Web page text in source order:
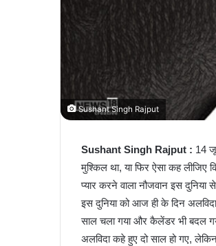
Sushant Singh Rajput
Sushant Singh Rajput : 14
मुश्किल था, या फिर ऐसा कह लीजिए
प्यार करने वाला नौजवान इस
इस दुनिया को आज ही के दिन
साल चला गया और कैलेंडर भी बदल
अलविदा कहे हुए दो साल हो गए,